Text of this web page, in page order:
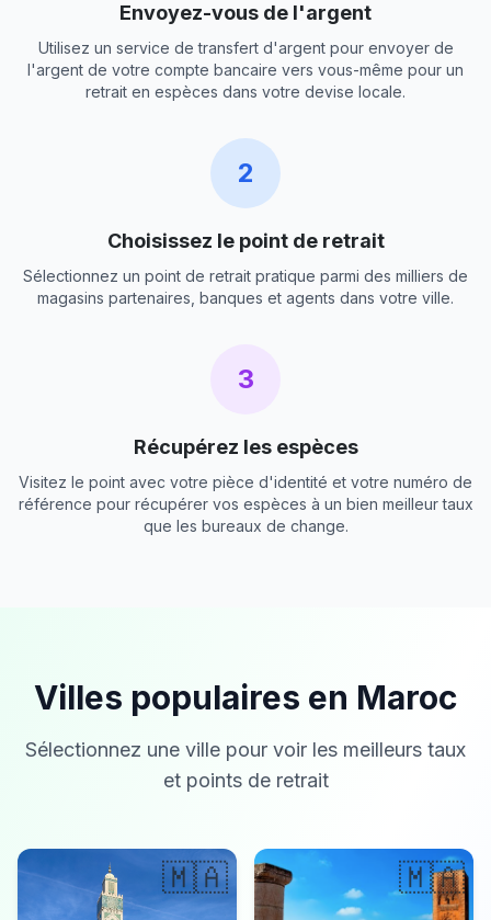
Envoyez-vous de l'argent
Utilisez un service de transfert d'argent pour envoyer de
l'argent de votre compte bancaire vers vous-même pour un
retrait en espèces dans votre devise locale.
2
Choisissez le point de retrait
Sélectionnez un point de retrait pratique parmi des milliers de
magasins partenaires, banques et agents dans votre ville.
3
Récupérez les espèces
Visitez le point avec votre pièce d'identité et votre numéro de
référence pour récupérer vos espèces à un bien meilleur taux
que les bureaux de change.
Villes populaires en Maroc
Sélectionnez une ville pour voir les meilleurs taux
et points de retrait
🇲🇦 🇲🇦